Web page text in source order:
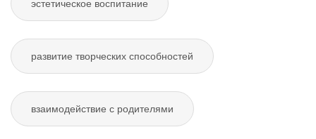
эстетическое воспитание
развитие творческих способностей
взаимодействие с родителями